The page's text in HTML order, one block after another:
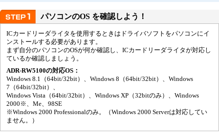
パソコンのOS を確認しよう！
ICカードリーダライタを使用するときはドライバソフトをパソコンにイ
ンストールする必要があります。
まず自分のパソコンのOSが何か確認し、ICカードリーダライタが対応し
ているか確認しましょう。
ADR-RW5100の対応OS：
Windows 8.1（64bit/32bit）、Windows 8（64bit/32bit）、Windows
7（64bit/32bit）、
Windows Vista（64bit/32bit）、Windows XP（32bitのみ）、Windows
2000※、Me、98SE
※Windows 2000 Professionalのみ。（Windows 2000 Serverは対応してい
ません。）